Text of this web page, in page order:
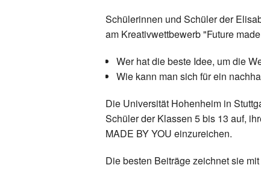
Schülerinnen und Schüler der
am Kreativwettbewerb "Future
Wer hat die beste Idee, um die
Wie kann man sich für ein
Die Universität Hohenheim in
Schüler der Klassen 5 bis 13 auf,
MADE BY YOU einzureichen.
Die besten Beiträge zeichnet sie